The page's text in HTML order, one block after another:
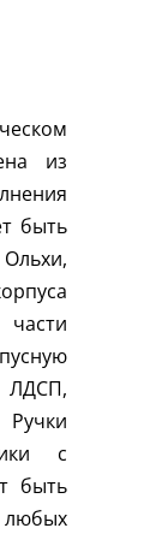
из
быть
ЛДСП,
с
быть